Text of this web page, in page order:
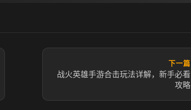
下一篇
战火英雄手游合击玩法详解，新手必看
攻略